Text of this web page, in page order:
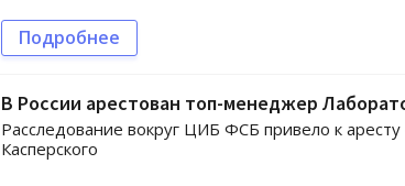
Подробнее
В России арестован топ-менеджер
Расследование вокруг ЦИБ ФСБ привело к
Касперского